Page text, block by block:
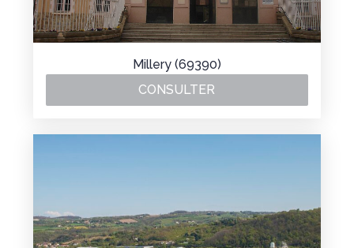
Millery (69390)
CONSULTER